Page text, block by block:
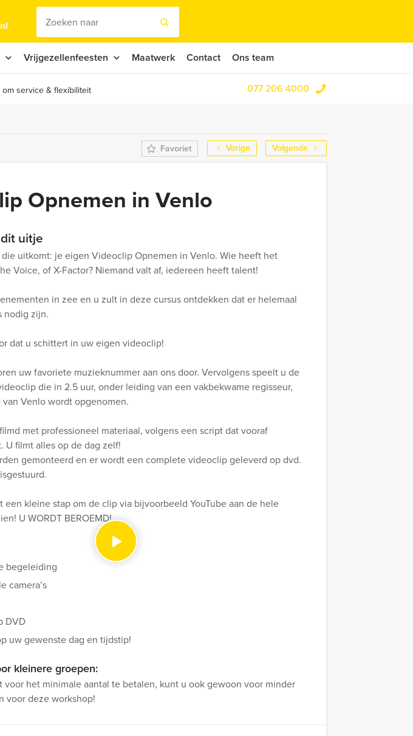
Vrijgezellenfeesten Maatwerk Contact Ons team
service & flexibiliteit 077 206 4000
Vorige
Volgende
Favoriet
Opnemen in Venlo
uitje
uitkomt: je eigen Videoclip Opnemen in Venlo. Wie heeft het
Voice, of X-Factor? Niemand valt af, iedereen heeft talent!
in zee en u zult in deze cursus ontdekken dat er helemaal
nodig zijn.
dat u schittert in uw eigen videoclip!
uw favoriete muzieknummer aan ons door. Vervolgens speelt u de
die in 2.5 uur, onder leiding van een vakbekwame regisseur,
Venlo wordt opgenomen.
met professioneel materiaal, volgens een script dat vooraf
U filmt alles op de dag zelf!
gemonteerd en er wordt een complete videoclip geleverd op dvd.
een kleine stap om de clip via bijvoorbeeld YouTube aan de hele
U WORDT BEROEMD!
begeleiding
camera’s
DVD
uw gewenste dag en tijdstip!
kleinere groepen:
voor het minimale aantal te betalen, kunt u ook gewoon voor minder
voor deze workshop!